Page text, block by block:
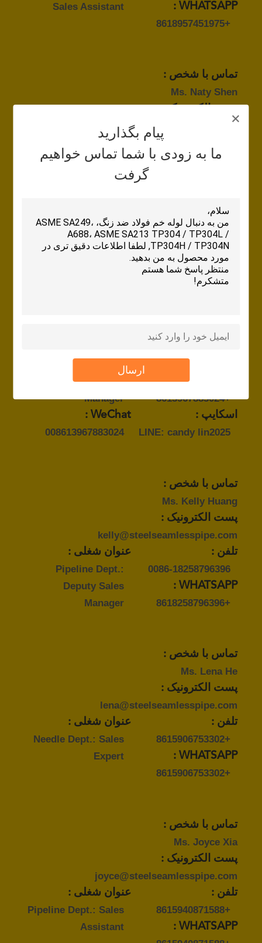
پیام بگذارید
ما به زودی با شما تماس خواهیم
گرفت
ارسال
Sales Assistant
WHATSAPP :
+8618957451975
تماس با شخص :
Ms. Naty Shen
naty@steelseamlesspipe.com
عنوان شغلی :
Pipeline Dept.: Sales
Manager
008613738423992
008613738423992
اسکایپ :
naty1986
تماس با شخص :
candy@steelseamlesspipe.com
Pipeline Dept.:
Deputy Sales
Manager
WHATSAPP :
+8613967883024
WeChat :
008613967883024
اسکایپ :
LINE: candy lin2025
تماس با شخص :
Ms. Kelly Huang
پست الکترونیک :
kelly@steelseamlesspipe.com
عنوان شغلی :
Pipeline Dept.:
Deputy Sales
Manager
تلفن :
0086-18258796396
WHATSAPP :
+8618258796396
تماس با شخص :
Ms. Lena He
پست الکترونیک :
lena@steelseamlesspipe.com
عنوان شغلی :
Needle Dept.: Sales
Expert
تلفن :
+8615906753302
WHATSAPP :
+8615906753302
تماس با شخص :
Ms. Joyce Xia
پست الکترونیک :
joyce@steelseamlesspipe.com
عنوان شغلی :
Pipeline Dept.: Sales
Assistant
تلفن :
+8615940871588
WHATSAPP :